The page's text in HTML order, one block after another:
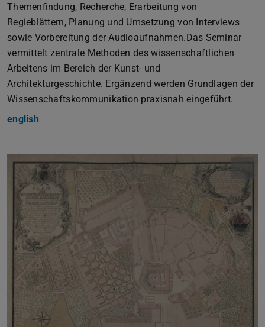
Themenfindung, Recherche, Erarbeitung von
Regieblättern, Planung und Umsetzung von Interviews
sowie Vorbereitung der Audioaufnahmen.Das Seminar
vermittelt zentrale Methoden des wissenschaftlichen
Arbeitens im Bereich der Kunst- und
Architekturgeschichte. Ergänzend werden Grundlagen der
Wissenschaftskommunikation praxisnah eingeführt.
english